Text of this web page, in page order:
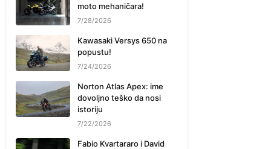
moto mehaničara!
7/28/2026
Kawasaki Versys 650 na
popustu!
7/24/2026
Norton Atlas Apex: ime
dovoljno teško da nosi
istoriju
7/22/2026
Fabio Kvartararo i David